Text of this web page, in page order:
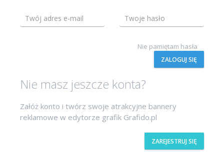
Nie pamiętam hasła
ZALOGUJ SIĘ
Nie masz jeszcze konta?
Załóż konto i twórz swoje atrakcyjne bannery
reklamowe w edytorze grafik Grafido.pl
ZAREJESTRUJ SIĘ